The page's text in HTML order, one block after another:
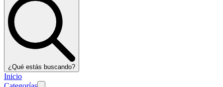
¿Qué estás buscando?
Inicio